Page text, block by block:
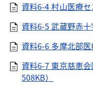
資料6-4 村山医療セ
資料6-5 武蔵野赤十
資料6-6 多摩北部医
資料6-7 東京慈恵
508KB）